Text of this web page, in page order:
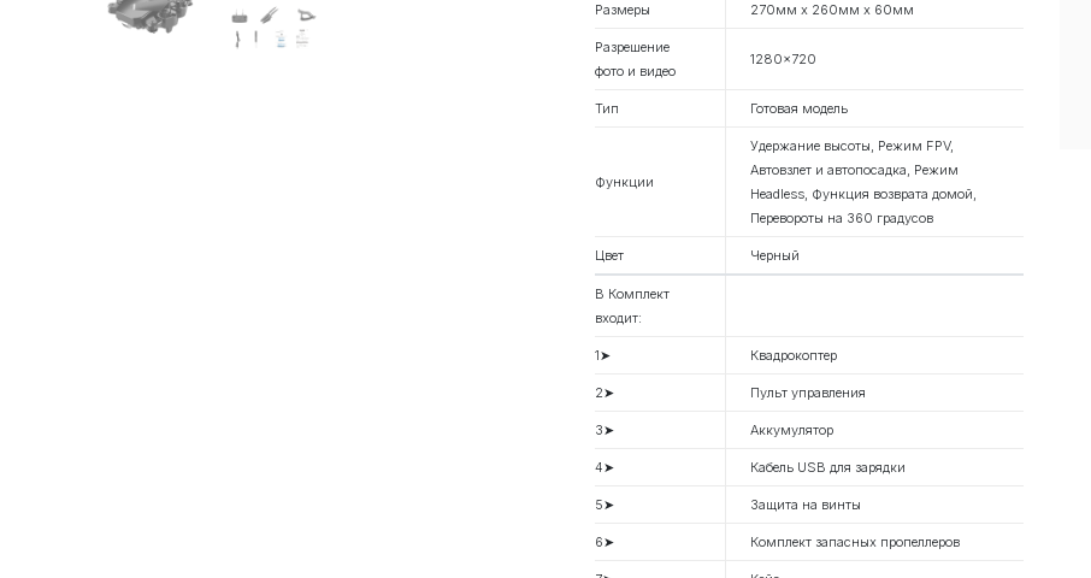
Размеры 270мм x 260мм x 60мм
Разрешение
фото и видео
1280x720
Тип Готовая модель
Функции
Удержание высоты, Режим FPV,
Автовзлет и автопосадка, Режим
Headless, Функция возврата домой,
Перевороты на 360 градусов
Цвет Черный
В Комплект
входит:
1➤ Квадрокоптер
2➤ Пульт управления
3➤ Аккумулятор
4➤ Кабель USB для зарядки
5➤ Защита на винты
6➤ Комплект запасных пропеллеров